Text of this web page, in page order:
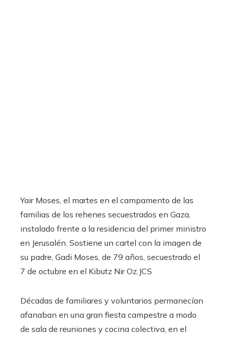
Yair Moses, el martes en el campamento de las
familias de los rehenes secuestrados en Gaza,
instalado frente a la residencia del primer ministro
en Jerusalén. Sostiene un cartel con la imagen de
su padre, Gadi Moses, de 79 años, secuestrado el
7 de octubre en el Kibutz Nir Oz. JCS
Décadas de familiares y voluntarios permanecían
afanaban en una gran fiesta campestre a modo
de sala de reuniones y cocina colectiva, en el